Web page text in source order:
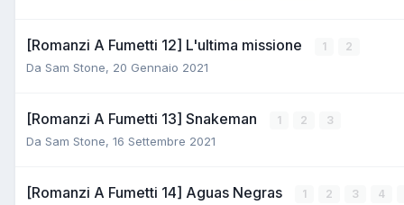
[Romanzi A Fumetti 12] L'ultima missione 1 2
Da Sam Stone, 20 Gennaio 2021
[Romanzi A Fumetti 13] Snakeman 1 2 3
Da Sam Stone, 16 Settembre 2021
[Romanzi A Fumetti 14] Aguas Negras 1 2 3 4